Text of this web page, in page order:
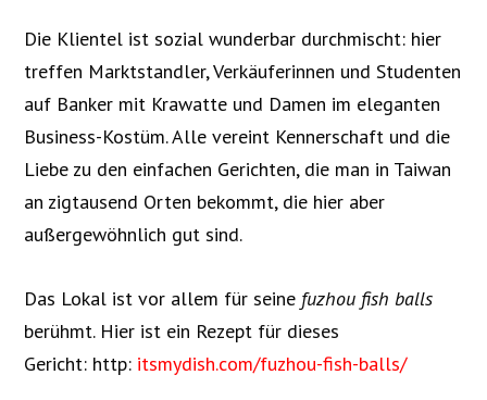
Die Klientel ist sozial wunderbar durchmischt: hier
treffen Marktstandler, Verkäuferinnen und Studenten
auf Banker mit Krawatte und Damen im eleganten
Business-Kostüm. Alle vereint Kennerschaft und die
Liebe zu den einfachen Gerichten, die man in Taiwan
an zigtausend Orten bekommt, die hier aber
außergewöhnlich gut sind.
Das Lokal ist vor allem für seine fuzhou fish balls
berühmt. Hier ist ein Rezept für dieses
Gericht: http: itsmydish.com/fuzhou-fish-balls/